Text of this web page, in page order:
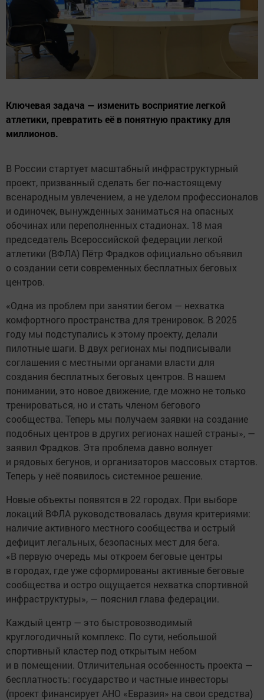
Ключевая задача — изменить восприятие легкой
атлетики, превратить её в понятную практику для
миллионов.
В России стартует масштабный инфраструктурный
проект, призванный сделать бег по-настоящему
всенародным увлечением, а не уделом профессионалов
и одиночек, вынужденных заниматься на опасных
обочинах или переполненных стадионах. 18 мая
председатель Всероссийской федерации легкой
атлетики (ВФЛА) Пётр Фрадков официально объявил
о создании сети современных бесплатных беговых
центров.
«Одна из проблем при занятии бегом — нехватка
комфортного пространства для тренировок. В 2025
году мы подступались к этому проекту, делали
пилотные шаги. В двух регионах мы подписывали
соглашения с местными органами власти для
создания бесплатных беговых центров. В нашем
понимании, это новое движение, где можно не только
тренироваться, но и стать членом бегового
сообщества. Теперь мы получаем заявки на создание
подобных центров в других регионах нашей страны», —
заявил Фрадков. Эта проблема давно волнует
и рядовых бегунов, и организаторов массовых стартов.
Теперь у неё появилось системное решение.
Новые объекты появятся в 22 городах. При выборе
локаций ВФЛА руководствовалась двумя критериями:
наличие активного местного сообщества и острый
дефицит легальных, безопасных мест для бега.
«В первую очередь мы откроем беговые центры
в городах, где уже сформированы активные беговые
сообщества и остро ощущается нехватка спортивной
инфраструктуры», — пояснил глава федерации.
Каждый центр — это быстровозводимый
круглогодичный комплекс. По сути, небольшой
спортивный кластер под открытым небом
и в помещении. Отличительная особенность проекта —
бесплатность: государство и частные инвесторы
(проект финансирует АНО «Евразия» на свои средства)